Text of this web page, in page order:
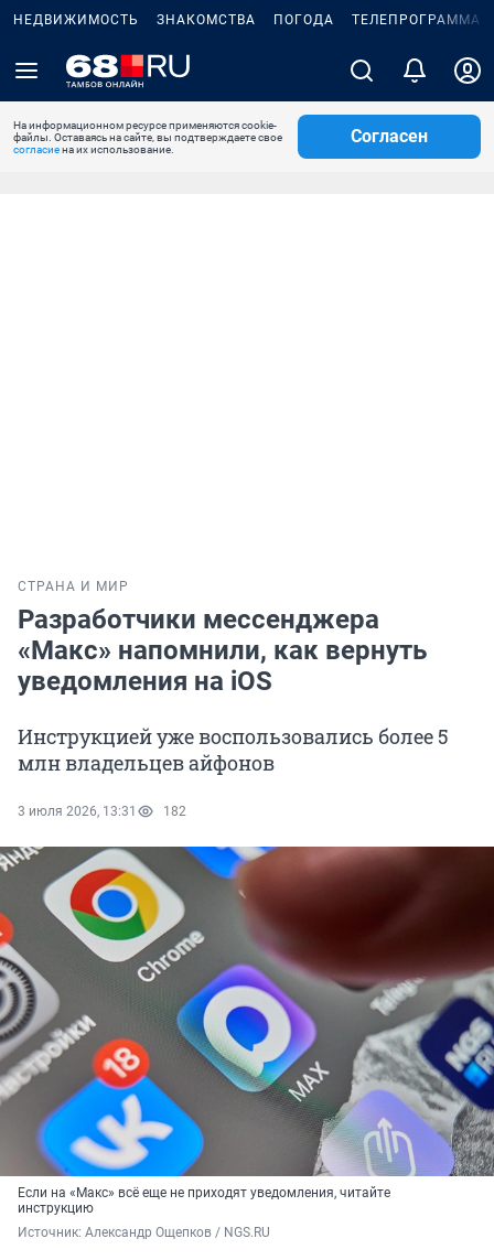
НЕДВИЖИМОСТЬ ЗНАКОМСТВА ПОГОДА ТЕЛЕПРОГРАММА
На информационном ресурсе применяются cookie-
файлы. Оставаясь на сайте, вы подтверждаете свое
согласиена их использование.
Согласен
СТРАНА И МИР
Разработчики мессенджера
«Макс» напомнили, как вернуть
уведомления на iOS
Инструкцией уже воспользовались более 5
млн владельцев айфонов
3 июля 2026, 13:31 182
Если на «Макс» всё еще не приходят уведомления, читайте
инструкцию
Источник: Александр Ощепков / NGS.RU